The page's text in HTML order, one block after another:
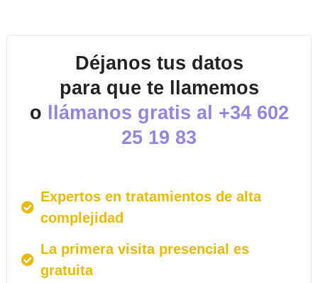
Déjanos tus datos
para que te llamemos
o llámanos gratis al +34 602
25 19 83
Expertos en tratamientos de alta
complejidad
La primera visita presencial es
gratuita